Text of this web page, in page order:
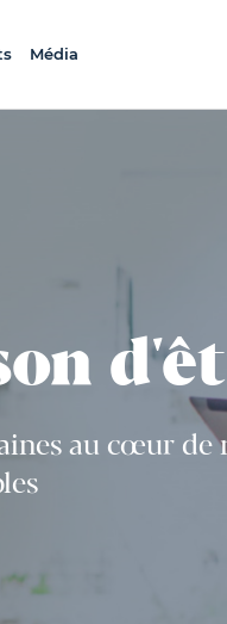
Média
au cœur de